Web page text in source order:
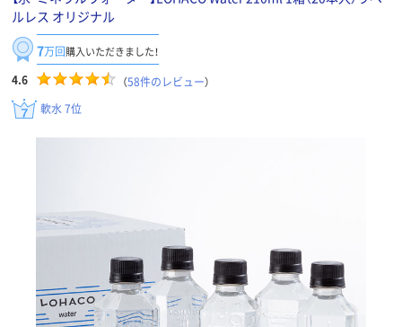
ルレス オリジナル
7万回購入いただきました！
4.6 （58件のレビュー）
軟水 7位